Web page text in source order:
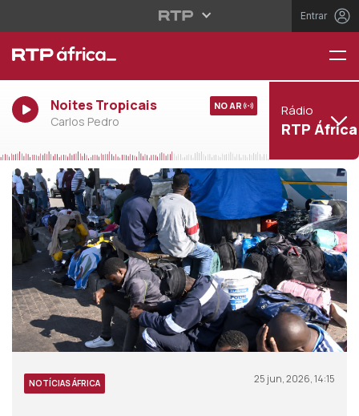
Entrar
Noites Tropicais
Carlos Pedro
NO AR Rádio
RTP África
NOTÍCIAS ÁFRICA 25 jun, 2026, 14:15